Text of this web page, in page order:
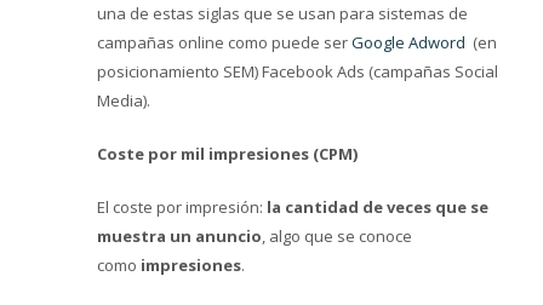
una de estas siglas que se usan para sistemas de
campañas online como puede serGoogle Adword (en
posicionamiento SEM) Facebook Ads (campañas Social
Media).
Coste por mil impresiones (CPM)
El coste por impresión: la cantidad de veces que se
muestra un anuncio, algo que se conoce
como impresiones.